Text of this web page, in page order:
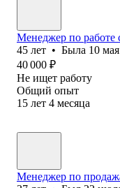
Менеджер по работе
45 лет • Была 10 мая
40 000 ₽
Не ищет работу
Общий опыт
15 лет 4 месяца
Менеджер по